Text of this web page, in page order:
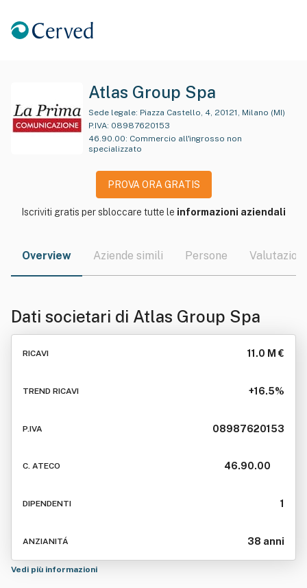
Atlas Group Spa
Sede legale: Piazza Castello, 4, 20121, Milano (MI)
P.IVA: 08987620153
46.90.00: Commercio all'ingrosso non
specializzato
PROVA ORA GRATIS
Iscriviti gratis per sbloccare tutte le informazioni aziendali
Overview Aziende simili Persone Valutazioni
Dati societari di Atlas Group Spa
RICAVI 11.0 M €
TREND RICAVI +16.5%
P.IVA 08987620153
C. ATECO 46.90.00
DIPENDENTI 1
ANZIANITÁ 38 anni
Vedi più informazioni